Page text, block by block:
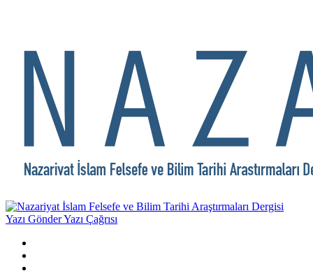
Yazı GönderYazı Çağrısı